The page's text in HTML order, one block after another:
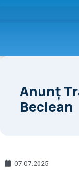
Anunț
Beclean
07.07.2025